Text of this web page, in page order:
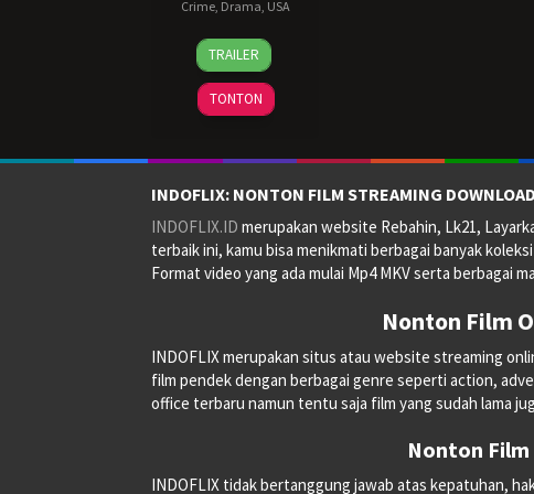
Crime, Drama, USA
10
Sep
1994
Frank
Darabont
Jesse
V.
John
Woodward ,
Thomas
Schellenberg
TRAILER
TONTON
INDOFLIX: NONTON FILM STREAMING
INDOFLIX.ID merupakan website Rebahin, Lk21,
terbaik ini, kamu bisa menikmati berbagai banyak
Format video yang ada mulai Mp4 MKV serta berbagai
Nonton Film
INDOFLIX merupakan situs atau website streaming
film pendek dengan berbagai genre seperti action,
office terbaru namun tentu saja film yang sudah lama
Nonton Film
INDOFLIX tidak bertanggung jawab atas kepatuhan,